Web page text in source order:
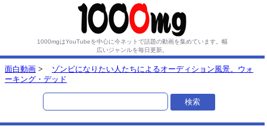
1000mgはYouTubeを中心に今ネットで話題の動画を集めています。 幅
広いジャンルを毎日更新。
面白動画 >
ゾンビになりたい人たちによるオーディション風景。ウォ
ーキング・デッド